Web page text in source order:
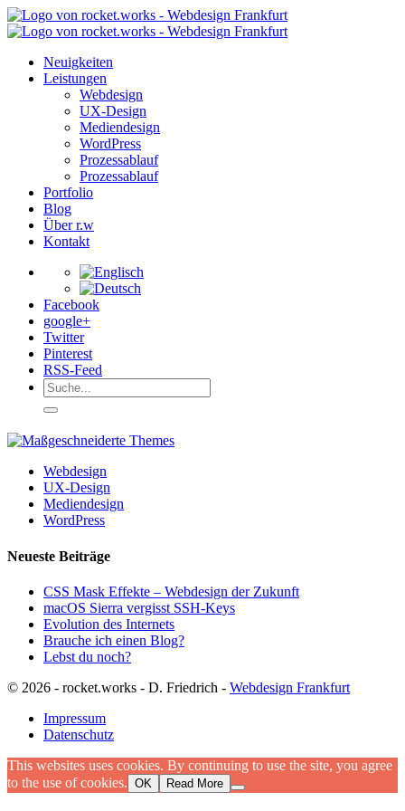
Neuigkeiten
Leistungen
Webdesign
UX-Design
Mediendesign
WordPress
Prozessablauf
Prozessablauf
Portfolio
Blog
Über r.w
Kontakt
Facebook
google+
Twitter
Pinterest
RSS-Feed
Webdesign
UX-Design
Mediendesign
WordPress
Neueste Beiträge
CSS Mask Effekte – Webdesign der Zukunft
macOS Sierra vergisst SSH-Keys
Evolution des Internets
Brauche ich einen Blog?
Lebst du noch?
© 2026 - rocket.works - D. Friedrich - Webdesign Frankfurt
Impressum
Datenschutz
This websites uses cookies. By continuing to use the site, you agree
to the use of cookies. OK Read More